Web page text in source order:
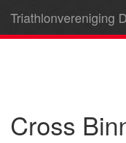
Triathlonvereniging
Cross